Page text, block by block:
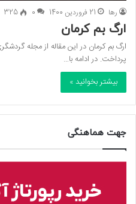
رها 21 فروردین 1400 0
325
ارگ بم کرمان
ارگ بم کرمان در این مقاله از مجله
پرداخت. در ادامه با…
بیشتر بخوانید »
جهت هماهنگی